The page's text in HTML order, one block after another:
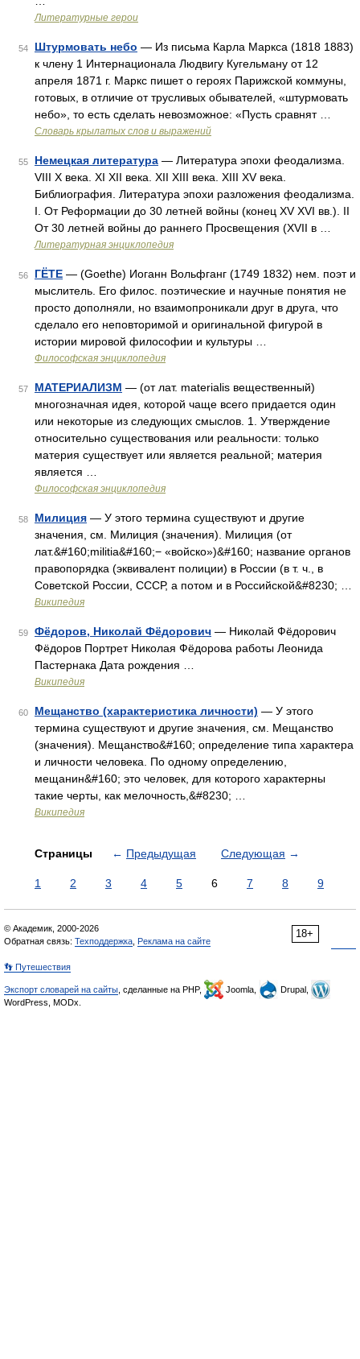
Литературные герои
54 Штурмовать небо — Из письма Карла Маркса (1818 1883)
к члену 1 Интернационала Людвигу Кугельману от 12
апреля 1871 г. Маркс пишет о героях Парижской коммуны,
готовых, в отличие от трусливых обывателей, «штурмовать
небо», то есть сделать невозможное: «Пусть сравнят …
Словарь крылатых слов и выражений
55 Немецкая литература — Литература эпохи феодализма.
VIII X века. XI XII века. XII XIII века. XIII XV века.
Библиография. Литература эпохи разложения феодализма.
I. От Реформации до 30 летней войны (конец XV XVI вв.). II
От 30 летней войны до раннего Просвещения (XVII в …
Литературная энциклопедия
56 ГЁТЕ — (Goethe) Иоганн Вольфганг (1749 1832) нем. поэт и
мыслитель. Его филос. поэтические и научные понятия не
просто дополняли, но взаимопроникали друг в друга, что
сделало его неповторимой и оригинальной фигурой в
истории мировой философии и культуры …
Философская энциклопедия
57 МАТЕРИАЛИЗМ — (от лат. materialis вещественный)
многозначная идея, которой чаще всего придается один
или некоторые из следующих смыслов. 1. Утверждение
относительно существования или реальности: только
материя существует или является реальной; материя
является …
Философская энциклопедия
58 Милиция — У этого термина существуют и другие
значения, см. Милиция (значения). Милиция (от
лат.&#160;militia&#160;− «войско»)&#160; название органов
правопорядка (эквивалент полиции) в России (в т. ч., в
Советской России, СССР, а потом и в Российской&#8230; …
Википедия
59 Фёдоров, Николай Фёдорович — Николай Фёдорович
Фёдоров Портрет Николая Фёдорова работы Леонида
Пастернака Дата рождения …
Википедия
60 Мещанство (характеристика личности) — У этого
термина существуют и другие значения, см. Мещанство
(значения). Мещанство&#160; определение типа характера
и личности человека. По одному определению,
мещанин&#160; это человек, для которого характерны
такие черты, как мелочность,&#8230; …
Википедия
Страницы ← Предыдущая Следующая →
1 2 3 4 5 6 7 8 9
18+
© Академик, 2000-2026
Обратная связь: Техподдержка Реклама на сайте
👣 Путешествия
Экспорт словарей на сайты , сделанные на PHP, Joomla,
Drupal,
WordPress, MODx.